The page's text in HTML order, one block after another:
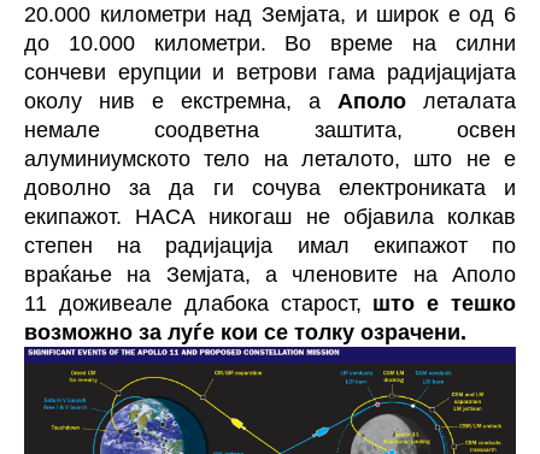
20.000 километри над Земјата, и широк е од 6
до 10.000 километри. Во време на силни
сончеви ерупции и ветрови гама радијацијата
околу нив е екстремна, а Аполо леталата
немале соодветна заштита, освен
алуминиумското тело на леталото, што не е
доволно за да ги сочува електрониката и
екипажот. НАСА никогаш не објавила колкав
степен на радијација имал екипажот по
враќање на Земјата, а членовите на Аполо
11 доживеале длабока старост, што е тешко
возможно за луѓе кои се толку озрачени.